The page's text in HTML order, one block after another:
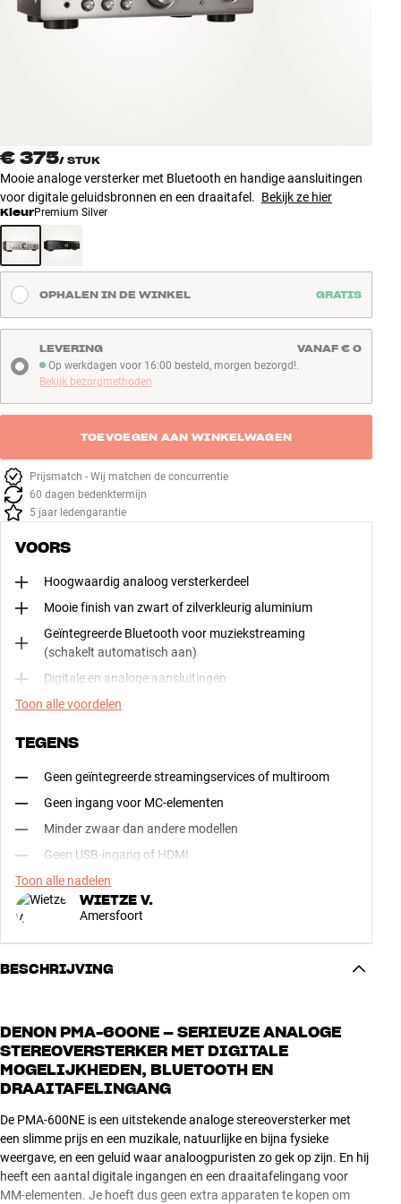
Accessoires
NIEUW
AANBIEDINGEN
Winkels
Klantenservice
Klantenservice
Bouw met geluid
€ 375/ STUK
Mooie analoge versterker met Bluetooth en handige aansluitingen
voor digitale geluidsbronnen en een draaitafel. Bekijk ze hier
KleurPremium Silver
OPHALEN IN DE WINKEL GRATIS
Op werkdagen voor 16:00 besteld, morgen bezorgd!
Op werkdagen voor 16:00 besteld, morgen bezorgd!.
Bekijk bezorgmethoden
LEVERING VANAF € 0
TOEVOEGEN AAN WINKELWAGEN
Prijsmatch - Wij matchen de concurrentie
60 dagen bedenktermijn
5 jaar ledengarantie
VOORS
Hoogwaardig analoog versterkerdeel
Mooie finish van zwart of zilverkleurig aluminium
Geïntegreerde Bluetooth voor muziekstreaming
(schakelt automatisch aan)
Digitale en analoge aansluitingen
Toon alle voordelen
TEGENS
Geen geïntegreerde streamingservices of multiroom
Geen ingang voor MC-elementen
Minder zwaar dan andere modellen
Geen USB-ingang of HDMI
Toon alle nadelen
WIETZE V.
Amersfoort
BESCHRIJVING
DENON PMA-600NE – SERIEUZE ANALOGE
STEREOVERSTERKER MET DIGITALE
MOGELIJKHEDEN, BLUETOOTH EN
DRAAITAFELINGANG
De PMA-600NE is een uitstekende analoge stereoversterker met
een slimme prijs en een muzikale, natuurlijke en bijna fysieke
weergave, en een geluid waar analoogpuristen zo gek op zijn. En hij
heeft een aantal digitale ingangen en een draaitafelingang voor
MM-elementen. Je hoeft dus geen extra apparaten te kopen om